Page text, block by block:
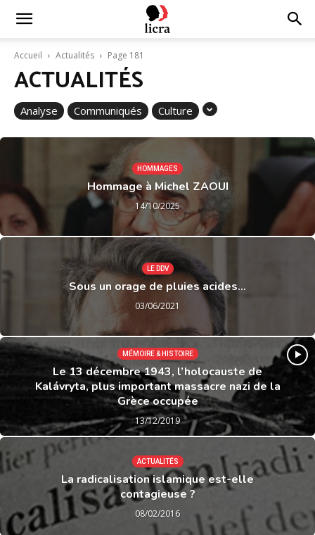
Licra
Antiraciste
depuis
Accueil Actualités Page 181
ACTUALITÉS
Analyse Communiqués Culture
HOMMAGES
Hommage à Michel ZAOUI
14/10/2025
LE DDV
Sous un orage de pluies acides…
03/06/2021
MÉMOIRE & HISTOIRE
Le 13 décembre 1943, l’holocauste de
Kalávryta, plus important massacre nazi de la
Grèce occupée
13/12/2019
ACTUALITÉS
La radicalisation islamique est-elle
contagieuse ?
08/02/2016